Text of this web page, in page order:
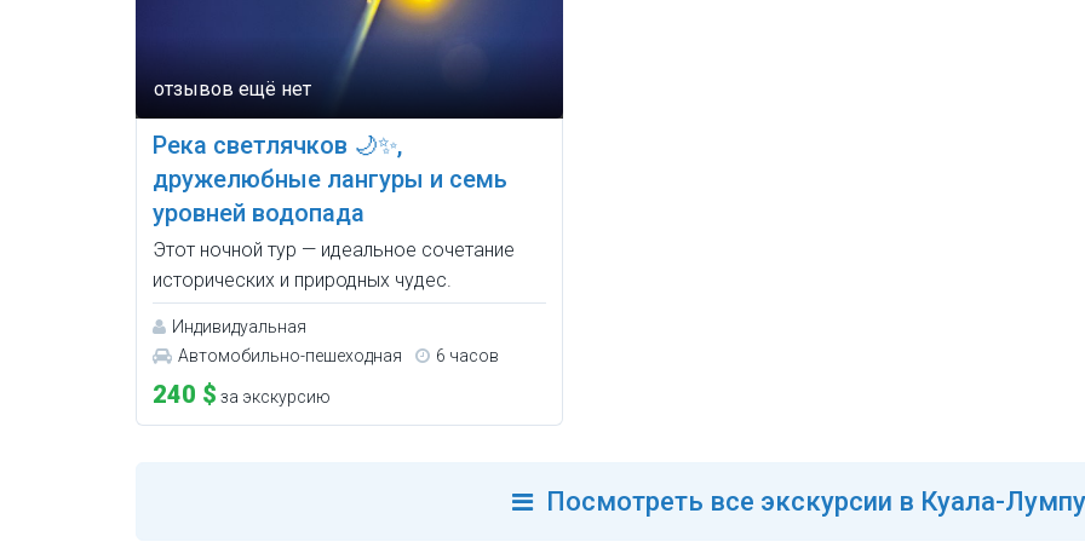
Река светлячков 🌙✨,
дружелюбные лангуры и семь
уровней водопада
Этот ночной тур — идеальное сочетание
исторических и природных чудес.
Индивидуальная
Автомобильно-пешеходная
6 часов
240 $ за экскурсию
Посмотреть все экскурсии в Куала-